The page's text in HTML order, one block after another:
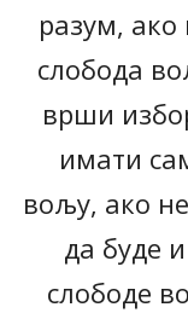
разум, ако
слобода
врши
имати
вољу, ако
да буде
слободе